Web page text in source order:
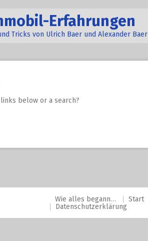
Erfahrungen
Tricks von Ulrich Baer und Alexander Baer
below or a search?
Wie alles begann… Start
Datenschutzerklärung